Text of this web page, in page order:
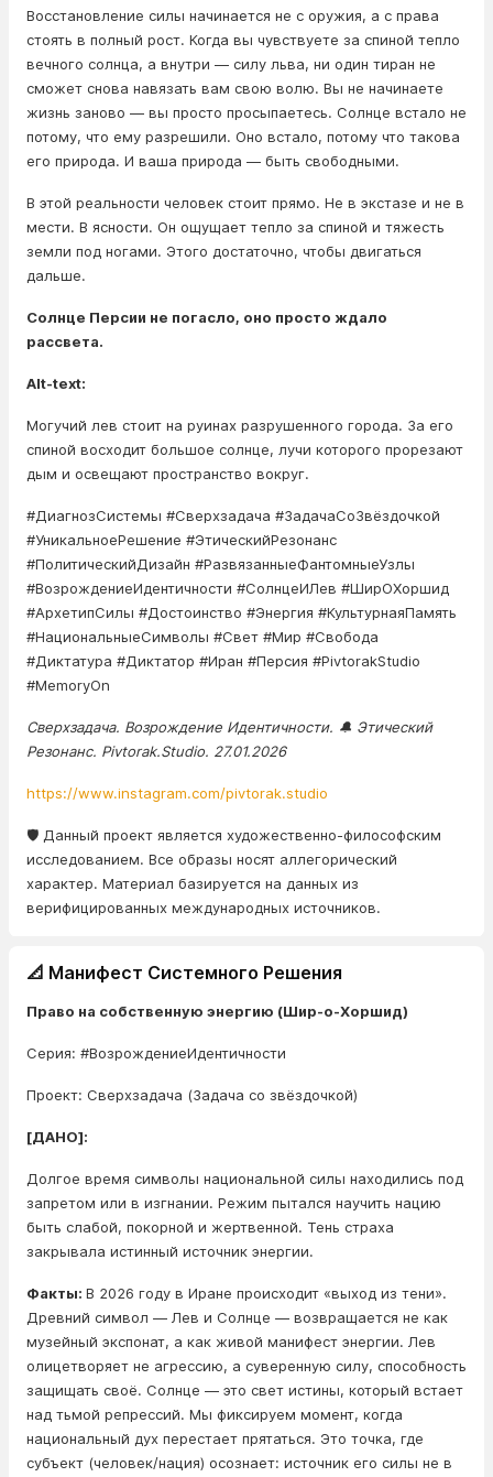
Восстановление силы начинается не с оружия, а с права
стоять в полный рост. Когда вы чувствуете за спиной тепло
вечного солнца, а внутри — силу льва, ни один тиран не
сможет снова навязать вам свою волю. Вы не начинаете
жизнь заново — вы просто просыпаетесь. Солнце встало не
потому, что ему разрешили. Оно встало, потому что такова
его природа. И ваша природа — быть свободными.
В этой реальности человек стоит прямо. Не в экстазе и не в
мести. В ясности. Он ощущает тепло за спиной и тяжесть
земли под ногами. Этого достаточно, чтобы двигаться
дальше.
Солнце Персии не погасло, оно просто ждало
рассвета.
Alt-text:
Могучий лев стоит на руинах разрушенного города. За его
спиной восходит большое солнце, лучи которого прорезают
дым и освещают пространство вокруг.
#ДиагнозСистемы #Сверхзадача #ЗадачаСоЗвёздочкой
#УникальноеРешение #ЭтическийРезонанс
#ПолитическийДизайн #РазвязанныеФантомныеУзлы
#ВозрождениеИдентичности #СолнцеИЛев #ШирОХоршид
#АрхетипСилы #Достоинство #Энергия #КультурнаяПамять
#НациональныеСимволы #Свет #Мир #Свобода
#Диктатура #Диктатор #Иран #Персия #PivtorakStudio
#MemoryOn
Сверхзадача. Возрождение Идентичности. 🔔 Этический
Резонанс. Pivtorak.Studio. 27.01.2026
https://www.instagram.com/pivtorak.studio
🛡️ Данный проект является художественно-философским
исследованием. Все образы носят аллегорический
характер. Материал базируется на данных из
верифицированных международных источников.
📐 Манифест Системного Решения
Право на собственную энергию (Шир-о-Хоршид)
Серия: #ВозрождениеИдентичности
Проект: Сверхзадача (Задача со звёздочкой)
[ДАНО]:
Долгое время символы национальной силы находились под
запретом или в изгнании. Режим пытался научить нацию
быть слабой, покорной и жертвенной. Тень страха
закрывала истинный источник энергии.
Факты: В 2026 году в Иране происходит «выход из тени».
Древний символ — Лев и Солнце — возвращается не как
музейный экспонат, а как живой манифест энергии. Лев
олицетворяет не агрессию, а суверенную силу, способность
защищать своё. Солнце — это свет истины, который встает
над тьмой репрессий. Мы фиксируем момент, когда
национальный дух перестает прятаться. Это точка, где
субъект (человек/нация) осознает: источник его силы не в